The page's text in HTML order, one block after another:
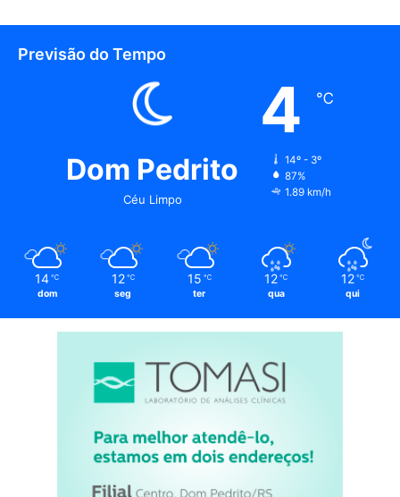
Previsão do Tempo
Dom Pedrito
Céu Limpo
4 ℃
14º - 3º
87%
1.89 km/h
14 ℃
dom
12 ℃
seg
15 ℃
ter
12 ℃
qua
12 ℃
qui